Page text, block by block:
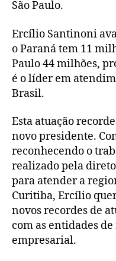
São Paulo.
Ercílio Santinoni
o Paraná tem 11
Paulo 44 milhões,
é o líder em
Brasil.
Esta atuação
novo presidente.
reconhecendo o
realizado pela
para atender a
Curitiba, Ercílio
novos recordes de
com as entidades
empresarial.